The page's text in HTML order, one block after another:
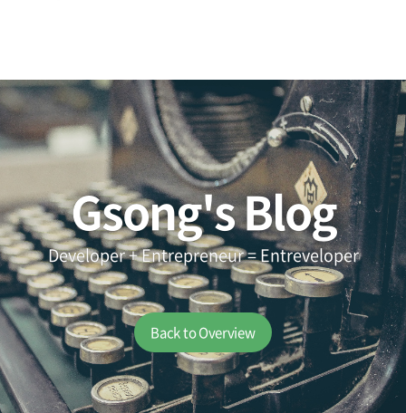
Gsong's Blog
Developer + Entrepreneur = Entreveloper
Back to Overview